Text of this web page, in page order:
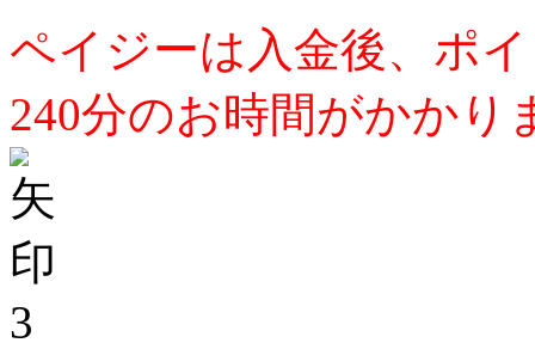
ペイジーは入金後、ポ
240分のお時間がかかり
3